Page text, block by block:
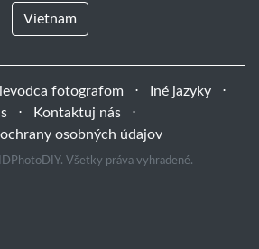
Vietnam
fotografom ⋅ Iné jazyky
⋅
⋅ Kontaktuj nás
⋅
osobných údajov
Všetky práva vyhradené.